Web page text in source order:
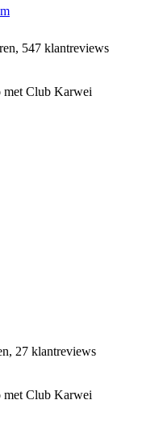
547 klantreviews
met Club Karwei
27 klantreviews
met Club Karwei